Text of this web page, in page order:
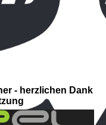
- herzlichen Dank